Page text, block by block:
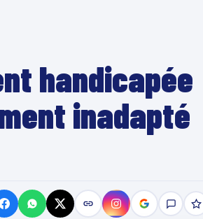
handicapée
inadapté